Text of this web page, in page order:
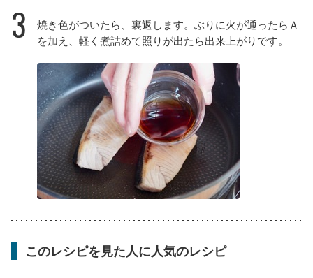
3
焼き色がついたら、裏返します。ぶりに火が通ったらＡ
を加え、軽く煮詰めて照りが出たら出来上がりです。
このレシピを見た人に人気のレシピ